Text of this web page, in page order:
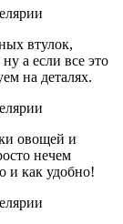
втулок,
а если все это
на деталях.
овощей и
нечем
и как удобно!